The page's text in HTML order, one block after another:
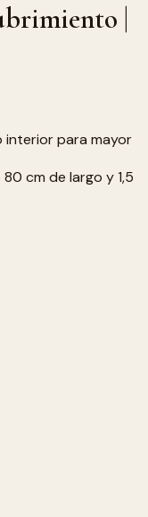
|
interior para mayor
cm de largo y 1,5